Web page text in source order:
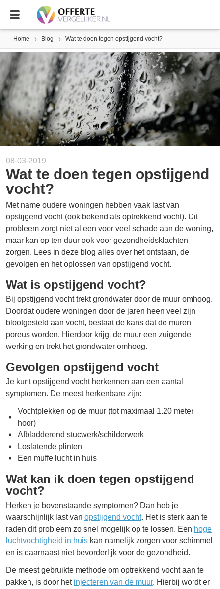
Home Blog Wat te doen tegen opstijgend vocht?
08-03-2019
Wat te doen tegen opstijgend
vocht?
Met name oudere woningen hebben vaak last van
opstijgend vocht (ook bekend als optrekkend vocht). Dit
probleem zorgt niet alleen voor veel schade aan de woning,
maar kan op ten duur ook voor gezondheidsklachten
zorgen. Lees in deze blog alles over het ontstaan, de
gevolgen en het oplossen van opstijgend vocht.
Wat is opstijgend vocht?
Bij opstijgend vocht trekt grondwater door de muur omhoog.
Doordat oudere woningen door de jaren heen veel zijn
blootgesteld aan vocht, bestaat de kans dat de muren
poreus worden. Hierdoor krijgt de muur een zuigende
werking en trekt het grondwater omhoog.
Gevolgen opstijgend vocht
Je kunt opstijgend vocht herkennen aan een aantal
symptomen. De meest herkenbare zijn:
Vochtplekken op de muur (tot maximaal 1.20 meter
hoor)
Afbladderend stucwerk/schilderwerk
Loslatende plinten
Een muffe lucht in huis
Wat kan ik doen tegen opstijgend
vocht?
Herken je bovenstaande symptomen? Dan heb je
waarschijnlijk last van opstijgend vocht. Het is sterk aan te
raden dit probleem zo snel mogelijk op te lossen. Een hoge
luchtvochtigheid in huis kan namelijk zorgen voor schimmel
en is daarnaast niet bevorderlijk voor de gezondheid.
De meest gebruikte methode om optrekkend vocht aan te
pakken, is door het injecteren van de muur. Hierbij wordt er